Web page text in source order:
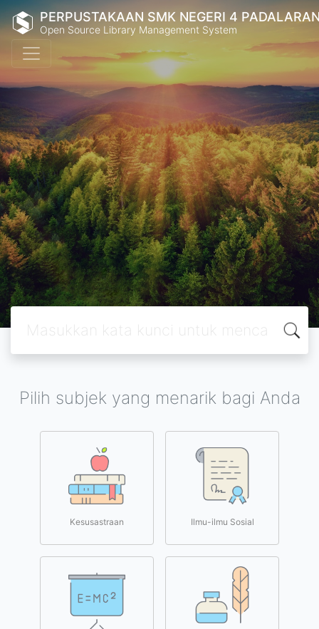
PERPUSTAKAAN SMK NEGERI 4
Open Source Library Management System
Pilih subjek yang menarik bagi Anda
Kesusastraan Ilmu-ilmu Sosial